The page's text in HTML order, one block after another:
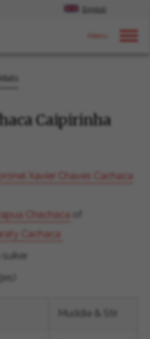
English
Caipirinha
Xavier Chaves Cachaca
Chachaca
Cachaca
Muddle & Stir